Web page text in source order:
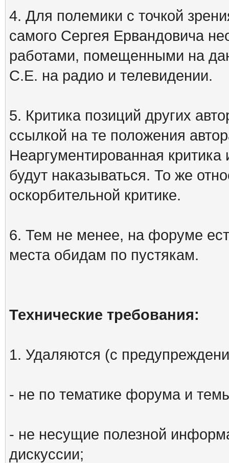
4. Для полемики с точкой
самого Сергея Ервандовича
работами, помещенными на
С.Е. на радио и телевидении.
5. Критика позиций других
ссылкой на те положения
Неаргументированная
будут наказываться. То же
оскорбительной критике.
6. Тем не менее, на форуме
места обидам по пустякам.
Технические требования:
1. Удаляются (с
- не по тематике форума и
- не несущие полезной
дискуссии;